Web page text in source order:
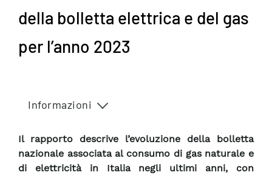
della bolletta elettrica e del gas
per l’anno 2023
Informazioni
Il rapporto descrive l’evoluzione della bolletta
nazionale associata al consumo di gas naturale e
di elettricità in Italia negli ultimi anni, con